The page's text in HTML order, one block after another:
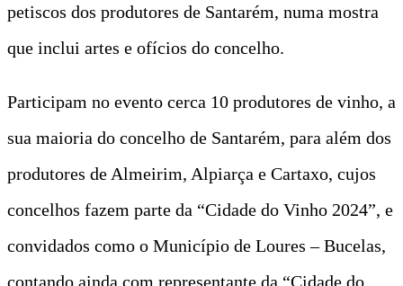
petiscos dos produtores de Santarém, numa mostra
que inclui artes e ofícios do concelho.
Participam no evento cerca 10 produtores de vinho, a
sua maioria do concelho de Santarém, para além dos
produtores de Almeirim, Alpiarça e Cartaxo, cujos
concelhos fazem parte da “Cidade do Vinho 2024”, e
convidados como o Município de Loures – Bucelas,
contando ainda com representante da “Cidade do